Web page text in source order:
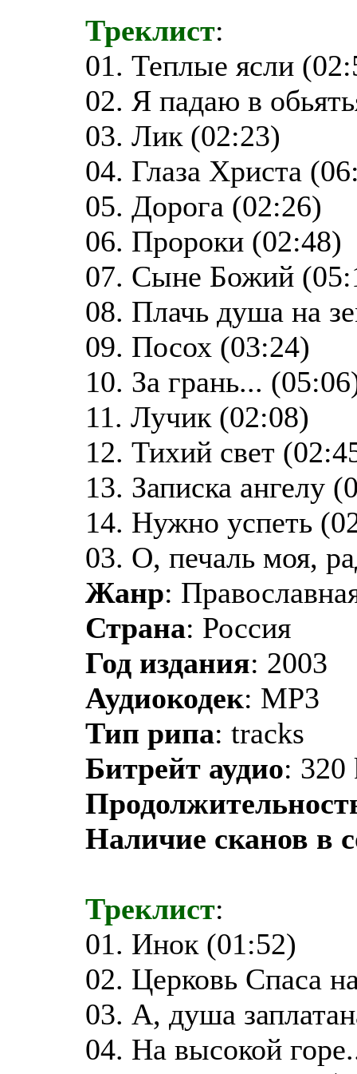
Треклист:
01. Теплые ясли
02. Я падаю в
03. Лик (02:23)
04. Глаза Христа
05. Дорога (02:26)
06. Пророки (02:48)
07. Сыне Божий
08. Плачь душа на
09. Посох (03:24)
10. За грань...
11. Лучик (02:08)
12. Тихий свет
13. Записка ангелу
14. Нужно успеть
03. О, печаль моя,
Жанр:
Страна: Россия
Год издания: 2003
Аудиокодек: MP3
Тип рипа: tracks
Битрейт аудио: 320
Наличие сканов в
Треклист:
01. Инок (01:52)
02. Церковь Спаса
03. А, душа
04. На высокой